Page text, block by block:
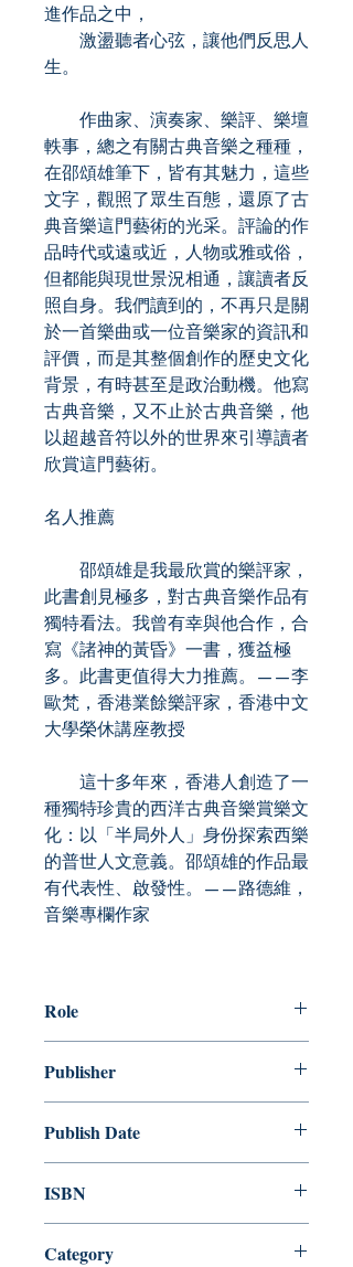
進作品之中，
激盪聽者心弦，讓他們反思人
生。
作曲家、演奏家、樂評、樂壇
軼事，總之有關古典音樂之種種，
在邵頌雄筆下，皆有其魅力，這些
文字，觀照了眾生百態，還原了古
典音樂這門藝術的光采。評論的作
品時代或遠或近，人物或雅或俗，
但都能與現世景況相通，讓讀者反
照自身。我們讀到的，不再只是關
於一首樂曲或一位音樂家的資訊和
評價，而是其整個創作的歷史文化
背景，有時甚至是政治動機。他寫
古典音樂，又不止於古典音樂，他
以超越音符以外的世界來引導讀者
欣賞這門藝術。
名人推薦
邵頌雄是我最欣賞的樂評家，
此書創見極多，對古典音樂作品有
獨特看法。我曾有幸與他合作，合
寫《諸神的黃昏》一書，獲益極
多。此書更值得大力推薦。——李
歐梵，香港業餘樂評家，香港中文
大學榮休講座教授
這十多年來，香港人創造了一
種獨特珍貴的西洋古典音樂賞樂文
化：以「半局外人」身份探索西樂
的普世人文意義。邵頌雄的作品最
有代表性、啟發性。——路德維，
音樂專欄作家
Role
Publisher
Publish Date
ISBN
Category